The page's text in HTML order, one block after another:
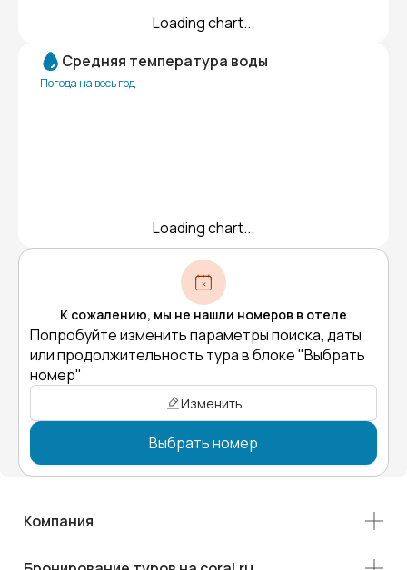
Loading chart...
Средняя температура воды
Погода на весь год
Loading chart...
К сожалению, мы не нашли номеров в отеле
Попробуйте изменить параметры поиска, даты
или продолжительность тура в блоке "Выбрать
номер"
Изменить
Выбрать номер
Компания